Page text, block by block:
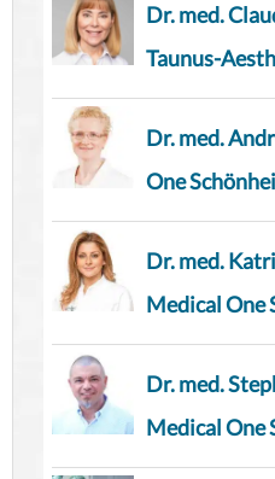
Dr. med.
Taunus-
Dr. med.
One
Dr. med.
Medical One
Dr. med.
Medical One